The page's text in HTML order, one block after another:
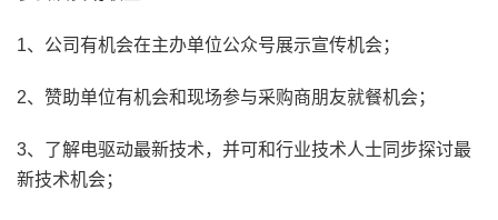
1、公司有机会在主办单位公众号展示宣传机会；
2、赞助单位有机会和现场参与采购商朋友就餐机会；
3、了解电驱动最新技术，并可和行业技术人士同步探讨最
新技术机会；